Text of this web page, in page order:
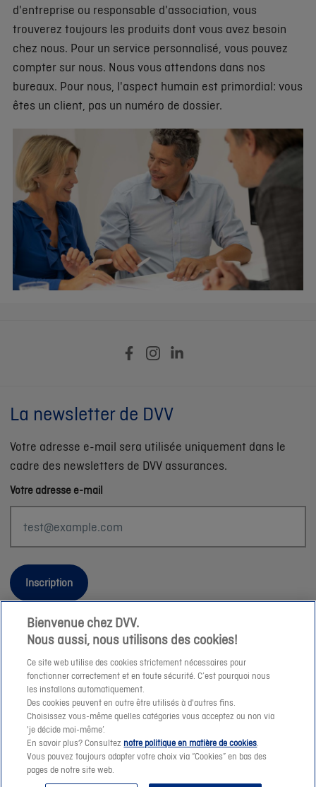
d'entreprise ou responsable d'association, vous
trouverez toujours les produits dont vous avez besoin
chez nous. Pour un service personnalisé, vous pouvez
compter sur nous. Nous vous attendons dans nos
bureaux. Pour nous, l'aspect humain est primordial: vous
êtes un client, pas un numéro de dossier.
La newsletter de DVV
Votre adresse e-mail sera utilisée uniquement dans le
cadre des newsletters de DVV assurances.
Votre adresse e-mail
Inscription
Informations légales
Durabilité
Sitemap
Nos conseillers
Jobs
Cookies
© DVV 2026
Bienvenue chez DVV.
Nous aussi, nous utilisons des cookies!
Ce site web utilise des cookies strictement nécessaires pour
fonctionner correctement et en toute sécurité. C’est pourquoi nous
les installons automatiquement.
Des cookies peuvent en outre être utilisés à d'autres fins.
Choisissez vous-même quelles catégories vous acceptez ou non via
'je décide moi-même’.
En savoir plus? Consultez notre politique en matière de cookies.
Vous pouvez toujours adapter votre choix via “Cookies” en bas des
pages de notre site web.